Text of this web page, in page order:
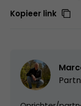
Kopieer link